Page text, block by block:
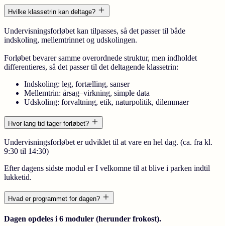
Hvilke klassetrin kan deltage?
Undervisningsforløbet kan tilpasses, så det passer til både
indskoling, mellemtrinnet og udskolingen.
Forløbet bevarer samme overordnede struktur, men indholdet
differentieres, så det passer til det deltagende klassetrin:
Indskoling: leg, fortælling, sanser
Mellemtrin: årsag–virkning, simple data
Udskoling: forvaltning, etik, naturpolitik, dilemmaer
Hvor lang tid tager forløbet?
Undervisningsforløbet er udviklet til at vare en hel dag. (ca. fra kl.
9:30 til 14:30)
Efter dagens sidste modul er I velkomne til at blive i parken indtil
lukketid.
Hvad er programmet for dagen?
Dagen opdeles i 6 moduler (herunder frokost).